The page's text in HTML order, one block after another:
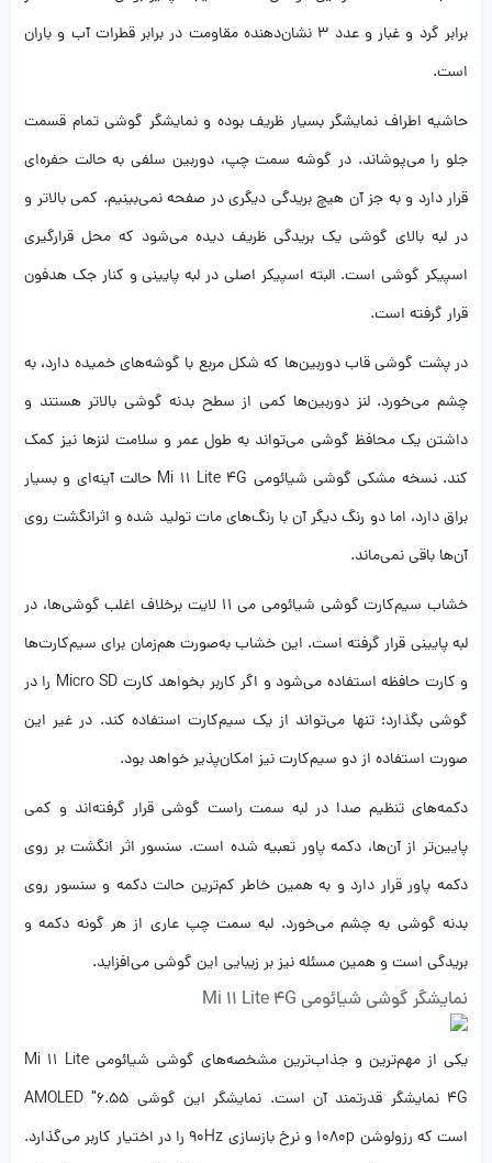
برابر گرد و غبار و عدد 3 نشان‌دهنده مقاومت در برابر قطرات آب و باران
است.
حاشیه اطراف نمایشگر بسیار ظریف بوده و نمایشگر گوشی تمام قسمت
جلو را می‌پوشاند. در گوشه سمت چپ، دوربین سلفی به حالت حفره‌ای
قرار دارد و به جز آن هیچ بریدگی دیگری در صفحه نمی‌بینیم. کمی بالاتر و
در لبه بالای گوشی یک بریدگی ظریف دیده می‌شود که محل قرارگیری
اسپیکر گوشی است. البته اسپیکر اصلی در لبه پایینی و کنار جک هدفون
قرار گرفته است.
در پشت گوشی قاب دوربین‌ها که شکل مربع با گوشه‌های خمیده دارد، به
چشم می‌خورد. لنز دوربین‌ها کمی از سطح بدنه گوشی بالاتر هستند و
داشتن یک محافظ گوشی می‌تواند به طول عمر و سلامت لنزها نیز کمک
کند. نسخه مشکی گوشی شیائومی Mi 11 Lite 4G حالت آینه‌ای و بسیار
براق دارد، اما دو رنگ دیگر آن با رنگ‌های مات تولید شده و اثرانگشت روی
آن‌ها باقی نمی‌ماند.
خشاب سیم‌کارت گوشی شیائومی می 11 لایت برخلاف اغلب گوشی‌ها، در
لبه پایینی قرار گرفته است. این خشاب به‌صورت هم‌زمان برای سیم‌کارت‌ها
و کارت حافظه استفاده می‌شود و اگر کاربر بخواهد کارت Micro SD را در
گوشی بگذارد؛ تنها می‌تواند از یک سیم‌کارت استفاده کند. در غیر این
صورت استفاده از دو سیم‌کارت نیز امکان‌پذیر خواهد بود.
دکمه‌های تنظیم صدا در لبه سمت راست گوشی قرار گرفته‌اند و کمی
پایین‌تر از آن‌ها، دکمه پاور تعبیه شده است. سنسور اثر انگشت بر روی
دکمه پاور قرار دارد و به همین خاطر کم‌ترین حالت دکمه و سنسور روی
بدنه گوشی به چشم می‌خورد. لبه سمت چپ عاری از هر گونه دکمه و
بریدگی است و همین مسئله نیز بر زیبایی این گوشی می‌افزاید.
نمایشگر گوشی شیائومی Mi 11 Lite 4G
یکی از مهم‌ترین و جذاب‌ترین مشخصه‌های گوشی شیائومی Mi 11 Lite
4G نمایشگر قدرتمند آن است. نمایشگر این گوشی 6.55″ AMOLED
است که رزولوشن 1080p و نرخ بازسازی 90Hz را در اختیار کاربر می‌گذارد.